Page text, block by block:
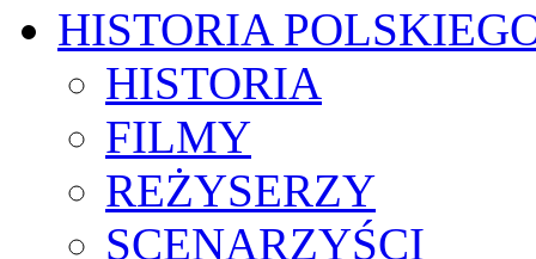
HISTORIA
HISTORIA
FILMY
REŻYSERZY
SCENARZYŚCI